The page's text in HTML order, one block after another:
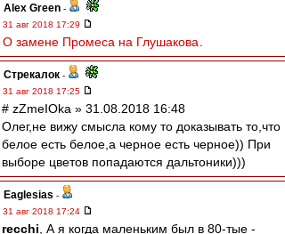
Alex Green -
31 авг 2018 17:29
О замене Промеса на Глушакова
Стрекалок -
31 авг 2018 17:25
# zZmeIOka » 31.08.2018 16:48
Олег,не вижу смысла кому то доказывать то,что
белое есть белое,а черное есть черное)) При
выборе цветов попадаются дальтоники)))
Eaglesias -
31 авг 2018 17:24
recchi , А я когда маленьким был в 80-тые -